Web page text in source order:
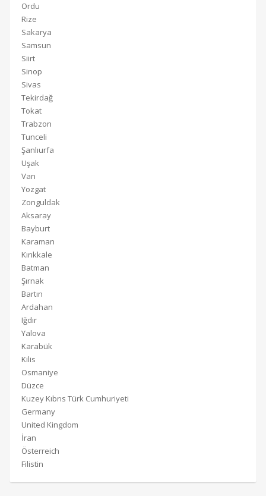
Ordu
Rize
Sakarya
Samsun
Siirt
Sinop
Sivas
Tekirdağ
Tokat
Trabzon
Tunceli
Şanlıurfa
Uşak
Van
Yozgat
Zonguldak
Aksaray
Bayburt
Karaman
Kırıkkale
Batman
Şırnak
Bartın
Ardahan
Iğdır
Yalova
Karabük
Kilis
Osmaniye
Düzce
Kuzey Kıbrıs Türk Cumhuriyeti
Germany
United Kingdom
İran
Österreich
Filistin